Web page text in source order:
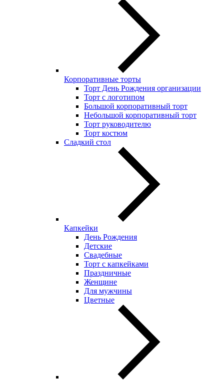
Корпоративные торты
Торт День Рождения организации
Торт с логотипом
Большой корпоративный торт
Небольшой корпоративный торт
Торт руководителю
Торт костюм
Сладкий стол
Капкейки
День Рождения
Детские
Свадебные
Торт с капкейками
Праздничные
Женщине
Для мужчины
Цветные